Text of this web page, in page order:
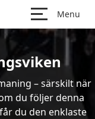
Menu
– särskilt när
du följer denna
du den enklaste